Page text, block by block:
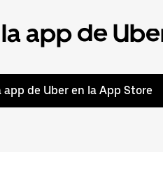
app de
app de Uber en la App Store